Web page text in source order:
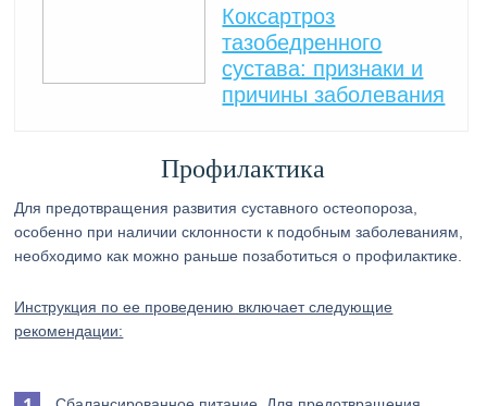
Коксартроз
тазобедренного
сустава: признаки и
причины заболевания
Профилактика
Для предотвращения развития суставного остеопороза,
особенно при наличии склонности к подобным заболеваниям,
необходимо как можно раньше позаботиться о профилактике.
Инструкция по ее проведению включает следующие
рекомендации: